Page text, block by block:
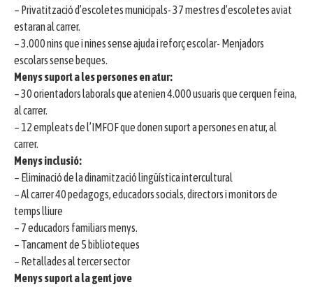
– Privatització d’escoletes municipals- 37 mestres d’escoletes aviat
estaran al carrer.
– 3.000 nins que i nines sense ajuda i reforç escolar- Menjadors
escolars sense beques.
Menys suport a les persones en atur:
– 30 orientadors laborals que atenien 4.000 usuaris que cerquen feina,
al carrer.
– 12 empleats de l’IMFOF que donen suport a persones en atur, al
carrer.
Menys inclusió:
– Eliminació de la dinamització lingüística intercultural
– Al carrer 40 pedagogs, educadors socials, directors i monitors de
temps lliure
– 7 educadors familiars menys.
– Tancament de 5 biblioteques
– Retallades al tercer sector
Menys suport a la gent jove